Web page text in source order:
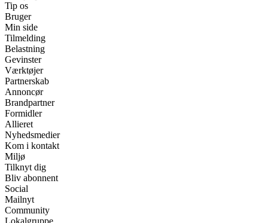
Tip os
Bruger
Min side
Tilmelding
Belastning
Gevinster
Værktøjer
Partnerskab
Annoncør
Brandpartner
Formidler
Allieret
Nyhedsmedier
Kom i kontakt
Miljø
Tilknyt dig
Bliv abonnent
Social
Mailnyt
Community